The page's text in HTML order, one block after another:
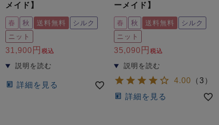
メイド】
春 秋 送料無料
シルク
ニット
31,900 税込
詳細を見る
ーメイド】
春 秋 送料無料
シルク
ニット
35,090 税込
4.00 （3 ）
詳細を見る